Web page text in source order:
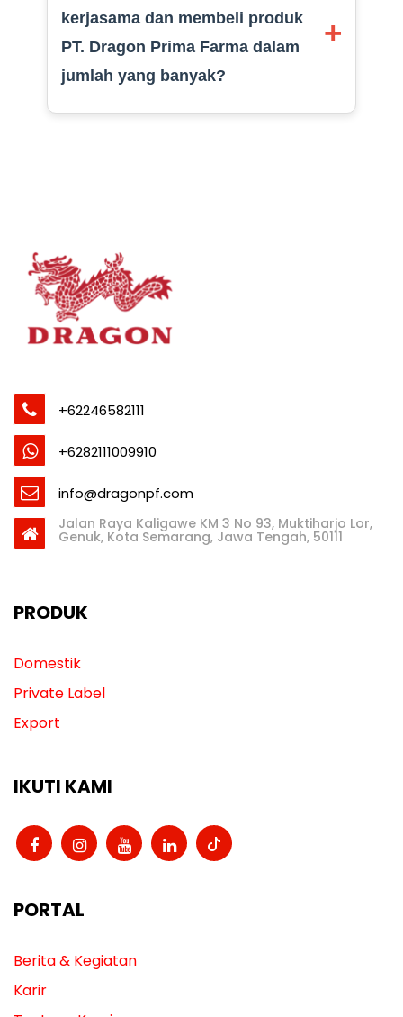
kerjasama dan membeli produk
PT. Dragon Prima Farma dalam
jumlah yang banyak?
+
+62246582111
+6282111009910
info@dragonpf.com
Jalan Raya Kaligawe KM 3 No 93, Muktiharjo Lor,
Genuk, Kota Semarang, Jawa Tengah, 50111
PRODUK
Domestik
Private Label
Export
IKUTI KAMI
PORTAL
Berita & Kegiatan
Karir